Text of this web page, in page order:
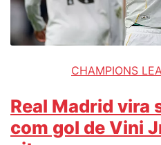
CHAMPIONS
Real Madrid vira
com gol de Vini